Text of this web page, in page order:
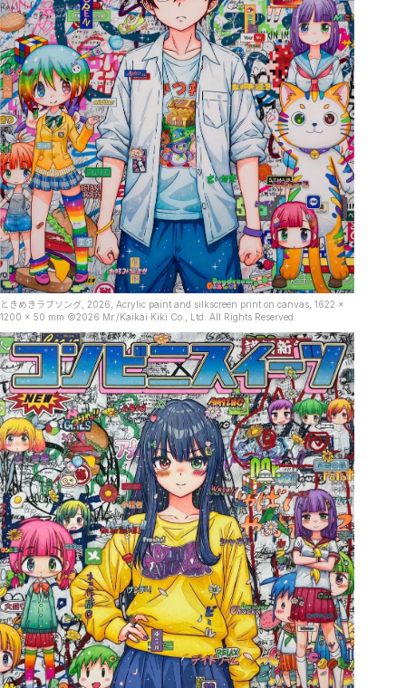
ときめきラブソング, 2026, Acrylic paint and silkscreen print on canvas, 1622 x
1200 x 50 mm ©2026 Mr./Kaikai Kiki Co., Ltd. All Rights Reserved.